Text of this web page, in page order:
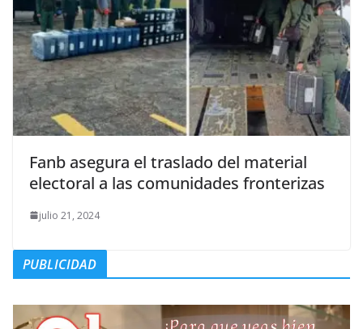
Fanb asegura el traslado del material
electoral a las comunidades fronterizas
julio 21, 2024
PUBLICIDAD